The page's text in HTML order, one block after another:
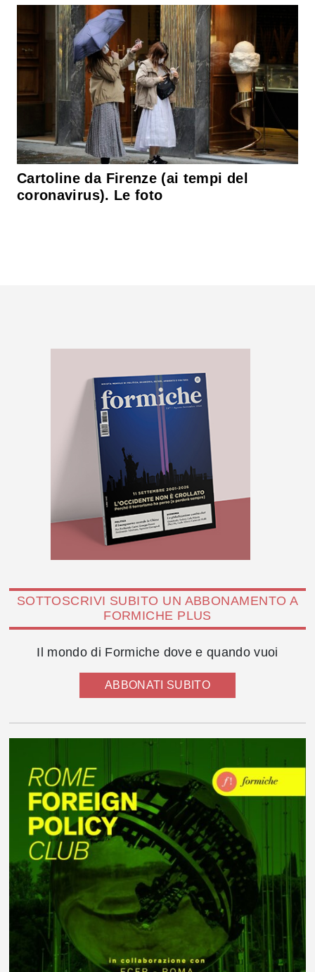
Cartoline da Firenze (ai tempi del
coronavirus). Le foto
SOTTOSCRIVI SUBITO UN ABBONAMENTO A
FORMICHE PLUS
Il mondo di Formiche dove e quando vuoi
ABBONATI SUBITO